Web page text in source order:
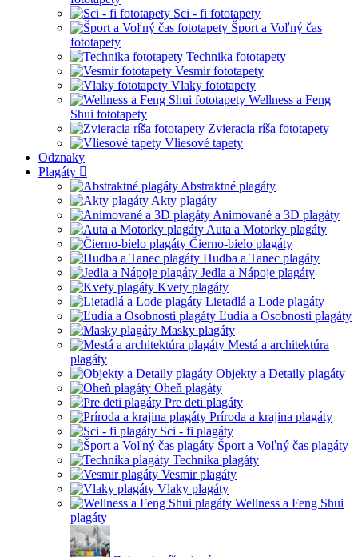
Sci - fi fototapety
Šport a Voľný čas
fototapety
Technika fototapety
Vesmir fototapety
Vlaky fototapety
Wellness a Feng
Shui fototapety
Zvieracia ríša fototapety
Vliesové tapety
Odznaky
Plagáty
Abstraktné plagáty
Akty plagáty
Animované a 3D plagáty
Auta a Motorky plagáty
Čierno-bielo plagáty
Hudba a Tanec plagáty
Jedla a Nápoje plagáty
Kvety plagáty
Lietadlá a Lode plagáty
Ľudia a Osobnosti plagáty
Masky plagáty
Mestá a architektúra
plagáty
Objekty a Detaily plagáty
Oheň plagáty
Pre deti plagáty
Príroda a krajina plagáty
Sci - fi plagáty
Šport a Voľný čas plagáty
Technika plagáty
Vesmir plagáty
Vlaky plagáty
Wellness a Feng Shui
plagáty